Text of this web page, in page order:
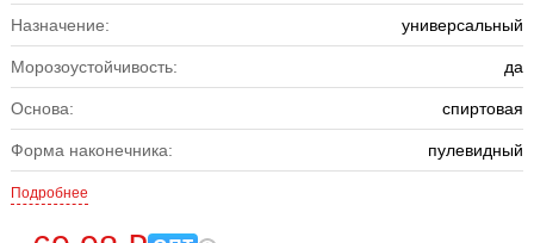
Назначение: универсальный
Морозоустойчивость: да
Основа: спиртовая
Форма наконечника: пулевидный
Подробнее